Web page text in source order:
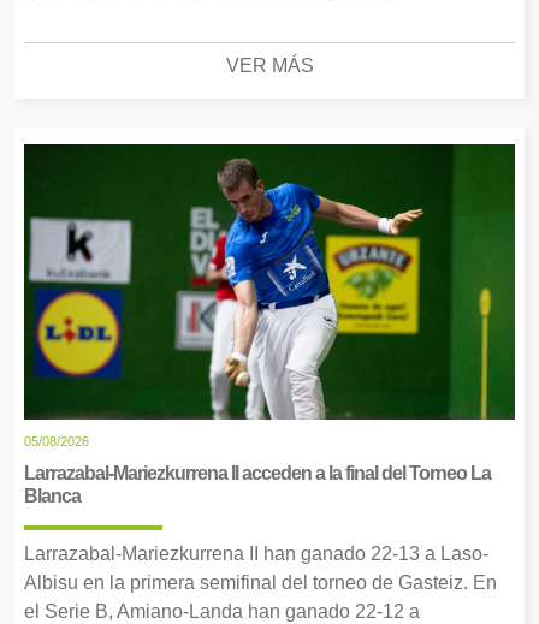
VER MÁS
05/08/2026
Larrazabal-Mariezkurrena II acceden a la final del Torneo La
Blanca
Larrazabal-Mariezkurrena II han ganado 22-13 a Laso-
Albisu en la primera semifinal del torneo de Gasteiz. En
el Serie B, Amiano-Landa han ganado 22-12 a